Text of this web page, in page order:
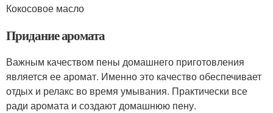
Кокосовое масло
Придание аромата
Важным качеством пены домашнего приготовления
является ее аромат. Именно это качество обеспечивает
отдых и релакс во время умывания. Практически все
ради аромата и создают домашнюю пену.